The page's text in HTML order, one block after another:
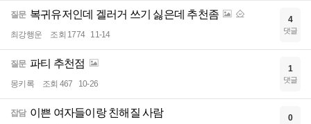
질문 복귀유저인데 겔러거 쓰기 싫은데 추천좀
최강행운 조회 1774 11-14
4
댓글
질문 파티 추천점
몽키록 조회 467 10-26
1
댓글
잡담 이쁜 여자들이랑 친해질 사람 0